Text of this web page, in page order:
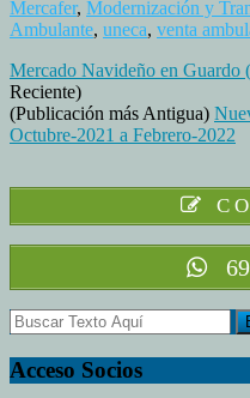
Mercafer, Modernización y
Ambulante, uneca, venta
Mercado Navideño en Guardo
Reciente)
(Publicación más Antigua)
Octubre-2021 a Febrero-2022
C
Acceso Socios